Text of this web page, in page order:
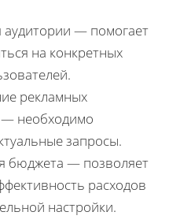
аудитории — помогает
на конкретных
рекламных
необходимо
запросы.
бюджета — позволяет
расходов
настройки.